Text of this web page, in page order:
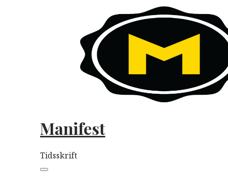
Manifest
Tidsskrift
navigation
Menu